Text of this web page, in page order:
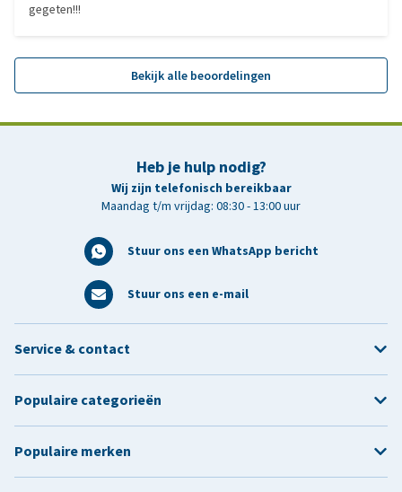
gegeten!!!
Bekijk alle beoordelingen
Heb je hulp nodig?
Wij zijn telefonisch bereikbaar
Maandag t/m vrijdag: 08:30 - 13:00 uur
Stuur ons een WhatsApp bericht
Stuur ons een e-mail
Service & contact
Populaire categorieën
Populaire merken